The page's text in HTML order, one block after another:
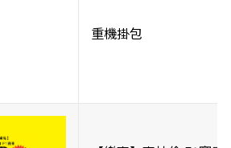
重機掛包